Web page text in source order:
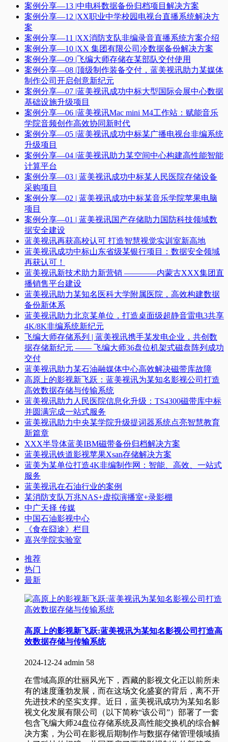
案例分享—13 |中电科数据备份归档项目解决方案
案例分享—12 |XX职业中学校园电视台直播系统解决方
案
案例分享—11 |XX消防支队非编录音直播系统方案介绍
案例分享—10 |XX 集团有限公司冷数据备份解决方案
案例分享—09 |飞编大师存储在某部队交付使用
案例分享—08 |顶级制作装备交付，蓝美视讯助力某媒体
制作公司开启创意新纪元
案例分享—07 |蓝美视讯成功中标大型国际会展中心数据
基础设施升级项目
案例分享—06 |蓝美视讯Mac mini M4工作站：赋能音乐
学院音频创作高效协同新时代​
案例分享—05 |蓝美视讯成功中标某广播电视台非编系统
升级项目​
案例分享—04 |蓝美视讯助力某空间中心构建高性能智能
计算平台​
案例分享—03 | 蓝美视讯成功中标某人民医院存储设备
采购项目
案例分享—02 | 蓝美视讯成功中标某音乐学院苹果电脑
项目
案例分享—01 | 蓝美视讯国产存储助力国防科技领域数
据安全建设
蓝美视讯再获高校认可 打造智慧视觉实训室新高地
蓝美视讯成功中标山东省级某银行项目：数据安全领域
再获认可！
蓝美视讯新技术助力新营销 ————内蒙古XXX集团直
播销售平台建设
蓝美视讯助力某知名医科大学附属医院，高效构建数据
备份新体系
蓝美视讯助力北京某单位，打造桌面级超静音雷电3共享
4K/8K非编系统新纪元
飞编大师存储系列 | 蓝美视讯携手某发电企业，共创数
据存储新纪元 —— 飞编大师36盘位机架式磁盘阵列成功
交付
蓝美视讯助力某石油融媒体中心高效解决磁带库故障
高原上的影视新飞跃：蓝美视讯为某知名影视公司打造
高效数据存储与传输系统
蓝美视讯助力人民医院信息化升级：TS4300磁带库中标
并圆满完成一站式服务
蓝美视讯助力中央某学院升级提词器系统点亮智慧教育
新篇章
XXX半导体蓝美IBM磁带备份归档解决方案
蓝美视讯铁道影视苹果Xsan存储解决方案
蓝美为某单位打造4K非编制作网：智能、高效、一站式
服务
蓝美视讯在石油行业的案例
某消防支队万兆NAS+虚拟演播室+录影棚
中广天择 传媒
中国石油影视中心
《食在囧途》栏目
嘉兴学院实验室
推荐
热门
最新
高原上的影视新飞跃:蓝美视讯为某知名影视公司打造高
效数据存储与传输系统
2024-12-24 admin 58
在雪域高原的壮丽风光下，西藏的影视文化正以前所未
有的速度蓬勃发展，而在这场文化盛宴的背后，离不开
先进技术的坚实支撑。近日，蓝美视讯成功为某知名影
视文化发展有限公司（以下简称“该公司”）部署了一套
包含飞编大师24盘位存储系统及高性能交换机的综合解
决方案，为公司在影视后期制作与数据存储管理领域插